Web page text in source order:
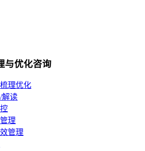
与优化咨询
理优化
解读
理
管理